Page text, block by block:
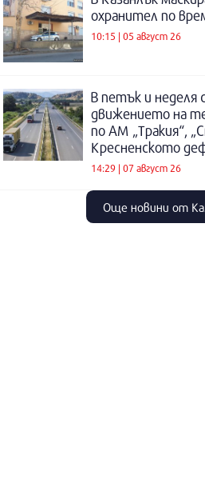
охранител по
10:15 | 05 август 26
В петък и неделя
движението на
по АМ „Тракия“,
Кресненското
14:29 | 07 август 26
Още новини от